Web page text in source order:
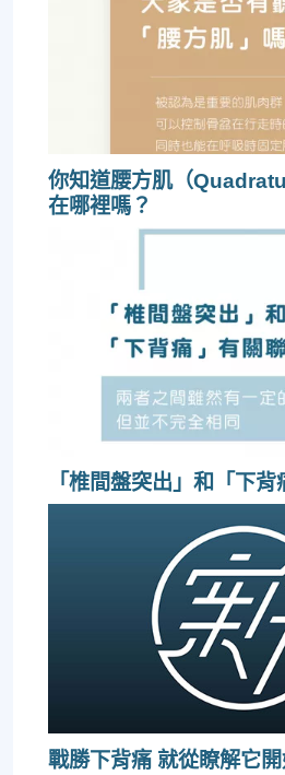
你知道腰方肌（
在哪裡嗎？
「椎間盤突出」和「下
戰勝下背痛 就從瞭解它